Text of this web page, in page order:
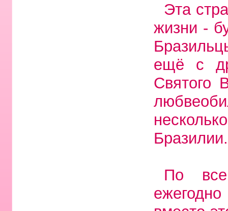
Эта
жизни -
ещё с
Святого
Бразилии.
По